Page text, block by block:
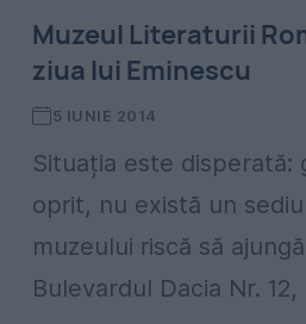
Muzeul Literaturii
ziua lui Eminescu
5 IUNIE 2014
Situația este disperată:
oprit, nu există un
muzeului riscă să
Bulevardul Dacia Nr.